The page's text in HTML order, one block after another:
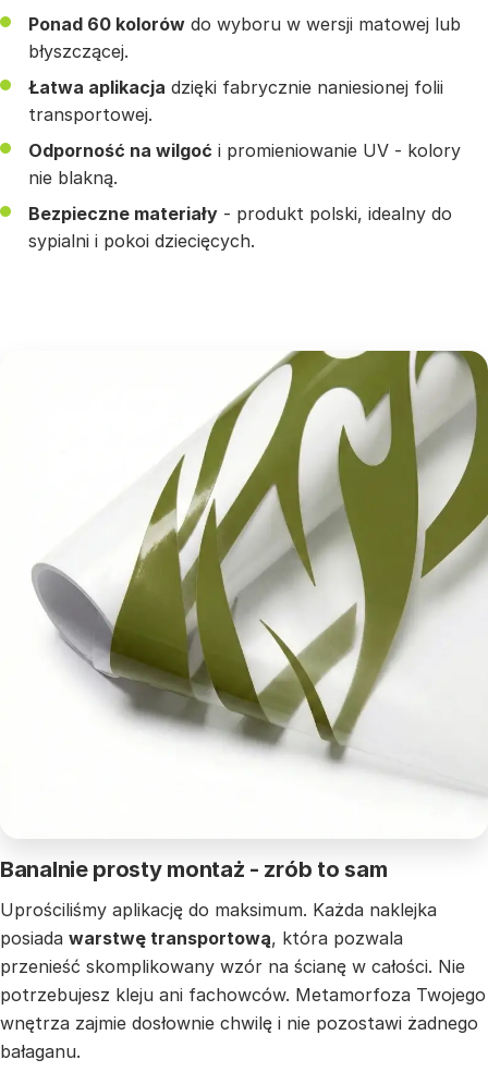
Ponad 60 kolorów do wyboru w wersji matowej lub
błyszczącej.
Łatwa aplikacja dzięki fabrycznie naniesionej folii
transportowej.
Odporność na wilgoć i promieniowanie UV - kolory
nie blakną.
Bezpieczne materiały - produkt polski, idealny do
sypialni i pokoi dziecięcych.
Banalnie prosty montaż - zrób to sam
Uprościliśmy aplikację do maksimum. Każda naklejka
posiada warstwę transportową, która pozwala
przenieść skomplikowany wzór na ścianę w całości. Nie
potrzebujesz kleju ani fachowców. Metamorfoza Twojego
wnętrza zajmie dosłownie chwilę i nie pozostawi żadnego
bałaganu.